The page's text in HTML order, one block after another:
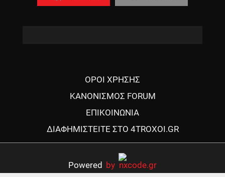
ΟΡΟΙ ΧΡΗΣΗΣ
ΚΑΝΟΝΙΣΜΟΣ FORUM
ΕΠΙΚΟΙΝΩΝΙΑ
ΔΙΑΦΗΜΙΣΤΕΙΤΕ ΣΤΟ 4TROXOI.GR
Powered by